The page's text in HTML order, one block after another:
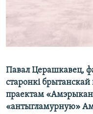
Павал Церашкавец,
старонкі
праектам
«антыгламурную»